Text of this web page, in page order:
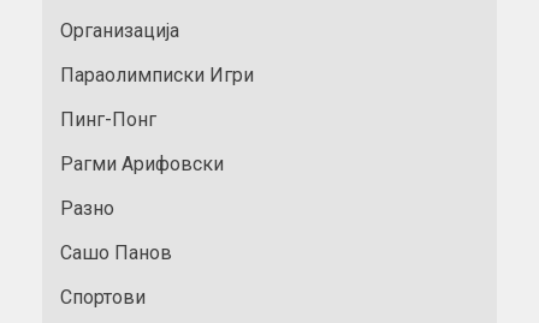
Организација
Параолимписки Игри
Пинг-Понг
Рагми Арифовски
Разно
Сашо Панов
Спортови